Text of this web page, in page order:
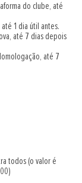
do clube, até
até 1 dia útil antes.
até 7 dias depois
até 7
todos (o valor é